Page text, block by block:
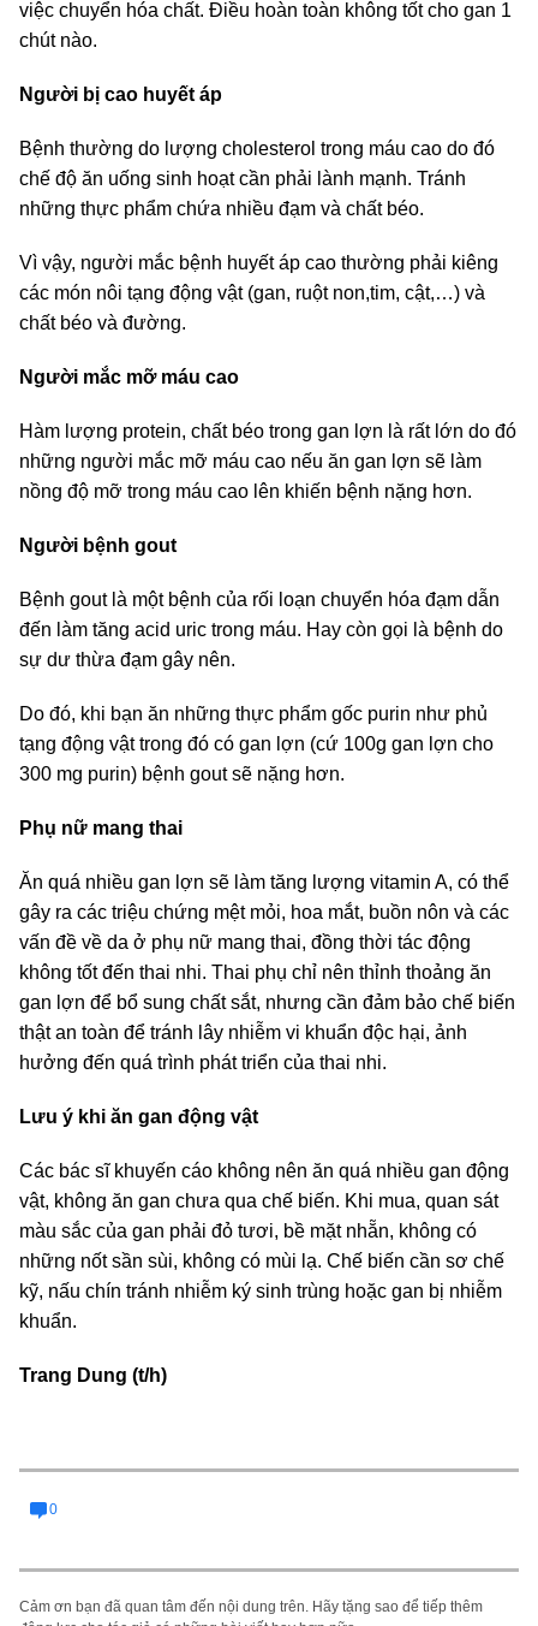
việc chuyển hóa chất. Điều hoàn toàn không tốt cho gan 1
chút nào.
Người bị cao huyết áp
Bệnh thường do lượng cholesterol trong máu cao do đó
chế độ ăn uống sinh hoạt cần phải lành mạnh. Tránh
những thực phẩm chứa nhiều đạm và chất béo.
Vì vậy, người mắc bệnh huyết áp cao thường phải kiêng
các món nôi tạng động vật (gan, ruột non,tim, cật,…) và
chất béo và đường.
Người mắc mỡ máu cao
Hàm lượng protein, chất béo trong gan lợn là rất lớn do đó
những người mắc mỡ máu cao nếu ăn gan lợn sẽ làm
nồng độ mỡ trong máu cao lên khiến bệnh nặng hơn.
Người bệnh gout
Bệnh gout là một bệnh của rối loạn chuyển hóa đạm dẫn
đến làm tăng acid uric trong máu. Hay còn gọi là bệnh do
sự dư thừa đạm gây nên.
Do đó, khi bạn ăn những thực phẩm gốc purin như phủ
tạng động vật trong đó có gan lợn (cứ 100g gan lợn cho
300 mg purin) bệnh gout sẽ nặng hơn.
Phụ nữ mang thai
Ăn quá nhiều gan lợn sẽ làm tăng lượng vitamin A, có thể
gây ra các triệu chứng mệt mỏi, hoa mắt, buồn nôn và các
vấn đề về da ở phụ nữ mang thai, đồng thời tác động
không tốt đến thai nhi. Thai phụ chỉ nên thỉnh thoảng ăn
gan lợn để bổ sung chất sắt, nhưng cần đảm bảo chế biến
thật an toàn để tránh lây nhiễm vi khuẩn độc hại, ảnh
hưởng đến quá trình phát triển của thai nhi.
Lưu ý khi ăn gan động vật
Các bác sĩ khuyến cáo không nên ăn quá nhiều gan động
vật, không ăn gan chưa qua chế biến. Khi mua, quan sát
màu sắc của gan phải đỏ tươi, bề mặt nhẵn, không có
những nốt sần sùi, không có mùi lạ. Chế biến cần sơ chế
kỹ, nấu chín tránh nhiễm ký sinh trùng hoặc gan bị nhiễm
khuẩn.
Trang Dung (t/h)
0
Cảm ơn bạn đã quan tâm đến nội dung trên. Hãy tặng sao để tiếp thêm